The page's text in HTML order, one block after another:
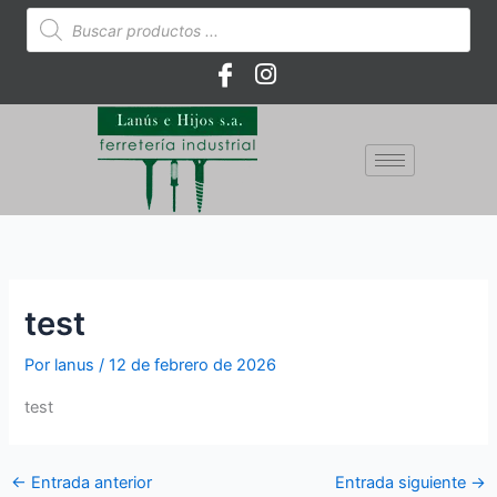
Búsqueda
de
productos
test
Por lanus/12 de febrero de 2026
test
← Entrada anterior Entrada siguiente →